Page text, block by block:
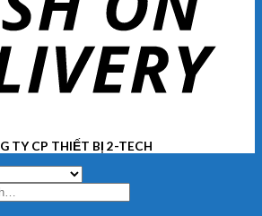
TY CP THIẾT BỊ 2-TECH